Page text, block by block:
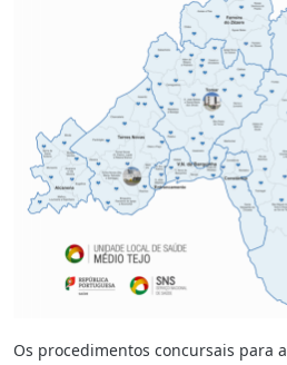
Os procedimentos concursais para